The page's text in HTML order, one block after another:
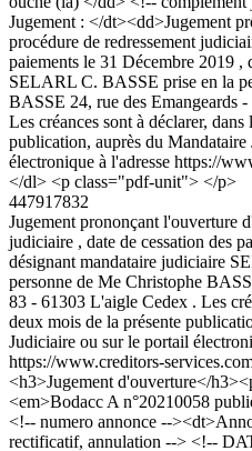
Jugement : </dt><dd>Jugement
procédure de redressement
paiements le 31 Décembre 2019 ,
SELARL C. BASSE prise en la
BASSE 24, rue des Emangeards
Les créances sont à déclarer,
publication, auprès du
électronique à l'adresse https://
</dl> <p class="pdf-unit"> </p>
447917832
Jugement prononçant l'ouverture
judiciaire , date de cessation des
désignant mandataire judiciaire
personne de Me Christophe
83 - 61303 L'aigle Cedex . Les
deux mois de la présente
Judiciaire ou sur le portail
https://www.creditors-
<h3>Jugement d'ouverture</
<em>Bodacc A n°20210058
<!-- numero annonce --
rectificatif, annulation --> <!--